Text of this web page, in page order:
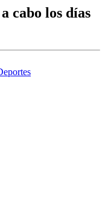
cabo los días